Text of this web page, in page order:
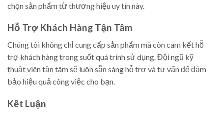
chọn sản phẩm từ thương hiệu uy tín này.
Hỗ Trợ Khách Hàng Tận Tâm
Chúng tôi không chỉ cung cấp sản phẩm mà còn cam kết hỗ
trợ khách hàng trong suốt quá trình sử dụng. Đội ngũ kỹ
thuật viên tận tâm sẽ luôn sẵn sàng hỗ trợ và tư vấn để đảm
bảo hiệu quả công việc cho bạn.
Kết Luận